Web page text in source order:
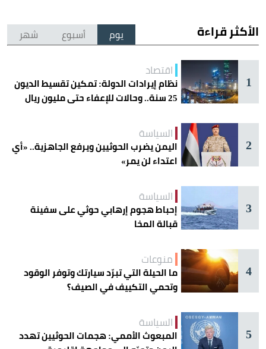
الأكثر قراءة يوم أسبوع شهر
1
اقتصاد
نظام إيرادات الدولة: تمكين تقسيط الديون
25 سنة.. وحالات للإعفاء حتى مليون ريال
2
السياسة
اليمن يضرب الحوثيين ويرفع الجاهزية.. «أي
اعتداء لن يمر»
3
السياسة
إحباط هجوم إرهابي حوثي على سفينة
قبالة المخا
4
منوعات
ما الحيلة التي تبرّد سيارتك وتوفر الوقود
وتحمي التكييف في الصيف؟
5
السياسة
المبعوث الأممي: هجمات الحوثيين تهدد